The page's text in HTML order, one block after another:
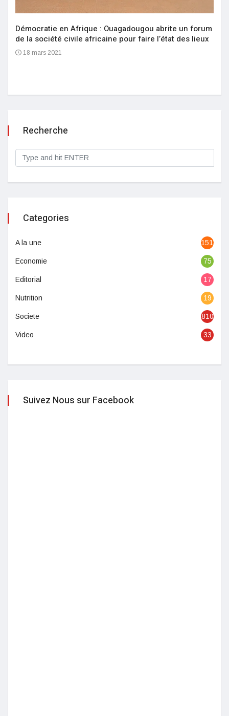
Démocratie en Afrique : Ouagadougou abrite un forum
de la société civile africaine pour faire l’état des lieux
18 mars 2021
Recherche
Categories
A la une 1513
Economie 75
Editorial 17
Nutrition 19
Societe 810
Video 33
Suivez Nous sur Facebook